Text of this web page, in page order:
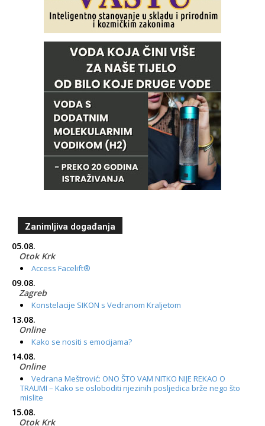
Zanimljiva događanja
05.08.
Otok Krk
Access Facelift®
09.08.
Zagreb
Konstelacije SIKON s Vedranom Kraljetom
13.08.
Online
Kako se nositi s emocijama?
14.08.
Online
Vedrana Meštrović: ONO ŠTO VAM NITKO NIJE REKAO O
TRAUMI – Kako se osloboditi njezinih posljedica brže nego što
mislite
15.08.
Otok Krk